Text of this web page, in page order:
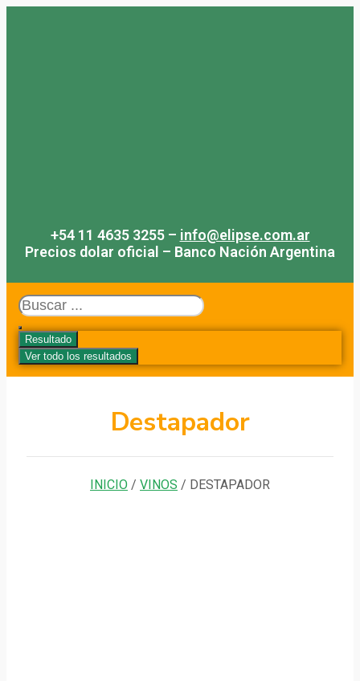
+54 11 4635 3255 – info@elipse.com.ar
Precios dolar oficial – Banco Nación Argentina
Search
...
Resultado
Ver todo los resultados
Destapador
INICIO / VINOS / DESTAPADOR